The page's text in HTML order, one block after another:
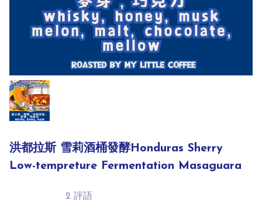
洪都拉斯 雪莉酒桶發酵Honduras Sherry
Low-tempreture Fermentation Masaguara
2 評語